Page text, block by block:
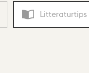
Litteraturtips